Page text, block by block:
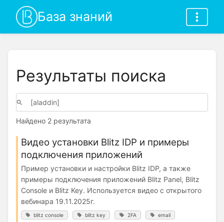
База знаний
Результаты поиска
Найдено 2 результата
Видео установки Blitz IDP и примеры
подключения приложений
Пример установки и настройки Blitz IDP, а также
примеры подключения приложений Blitz Panel, Blitz
Console и Blitz Key. Используется видео с открытого
вебинара 19.11.2025г.
blitz console blitz key 2FA email